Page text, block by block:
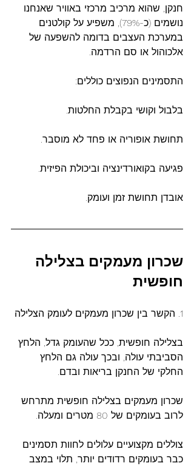
חנקן, שהוא מרכיב מרכזי באוויר שאנחנו
נושמים (כ-79%), משפיע על קולטנים
במערכת העצבים בדומה להשפעה של
אלכוהול או סם הרדמה.
התסמינים הנפוצים כוללים:
בלבול וקושי בקבלת החלטות.
תחושת אופוריה או פחד לא מוסבר.
פגיעה בקואורדינציה וביכולת הפיזית.
אובדן תחושת זמן ועומק.
שכרון מעמקים בצלילה
חופשית
1. הקשר בין שכרון מעמקים לעומק הצלילה
בצלילה חופשית, ככל שהעומק גדל, הלחץ
הסביבתי עולה, ובכך עולה גם הלחץ
החלקי של החנקן בריאות ובדם.
שכרון מעמקים בצלילה חופשית מתרחש
לרוב בעומקים של 80 מטרים ומעלה.
צוללים מקצועיים עלולים לחוות תסמינים
כבר בעומקים רדודים יותר, תלוי במצב